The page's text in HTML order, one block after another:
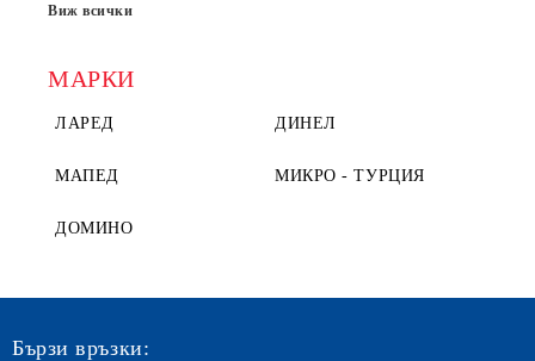
Виж всички
МАРКИ
ЛАРЕД ДИНЕЛ
МАПЕД МИКРО - ТУРЦИЯ
ДОМИНО
Бързи връзки: